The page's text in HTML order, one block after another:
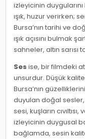
izleyicinin
ışık, huzur verirken;
Bursa’nın tarihi ve
ışık açısını bulmak
sahneler, altın sarısı
Ses ise, bir filmdeki
unsurdur. Düşük
Bursa’nın
duyulan doğal sesler,
sesi, kuşların
izleyicinin duygusal
bağlamda, sesin